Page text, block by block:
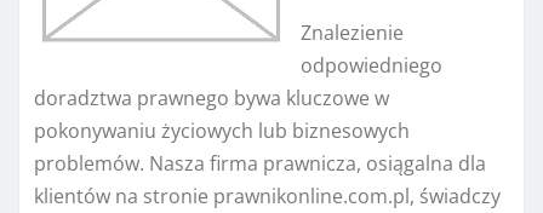
Znalezienie
odpowiedniego
doradztwa prawnego bywa kluczowe w
pokonywaniu życiowych lub biznesowych
problemów. Nasza firma prawnicza, osiągalna dla
klientów na stronie prawnikonline.com.pl, świadczy